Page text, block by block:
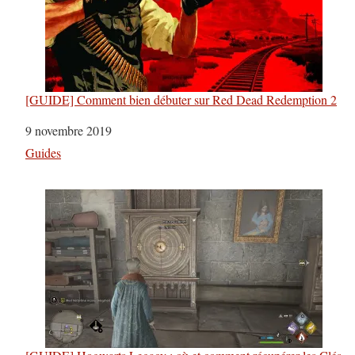
[GUIDE] Comment bien débuter sur Red Dead Redemption 2
Date
9 novembre 2019
Par rapport à
Guides